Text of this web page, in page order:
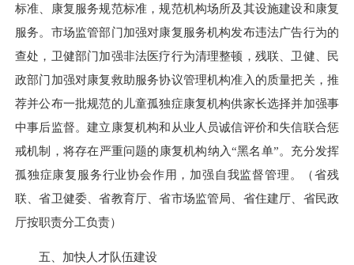
标准、康复服务规范标准，规范机构场所及其设施建设和康复
服务。市场监管部门加强对康复服务机构发布违法广告行为的
查处，卫健部门加强非法医疗行为清理整顿，残联、卫健、民
政部门加强对康复救助服务协议管理机构准入的质量把关，推
荐并公布一批规范的儿童孤独症康复机构供家长选择并加强事
中事后监督。建立康复机构和从业人员诚信评价和失信联合惩
戒机制，将存在严重问题的康复机构纳入“黑名单”。充分发挥
孤独症康复服务行业协会作用，加强自我监督管理。（省残
联、省卫健委、省教育厅、省市场监管局、省住建厅、省民政
厅按职责分工负责）
五、加快人才队伍建设